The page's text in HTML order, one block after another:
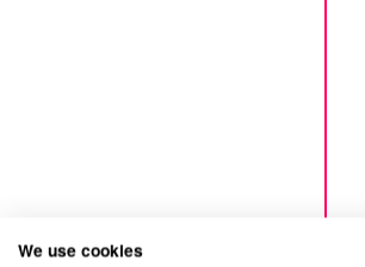
We use cookies